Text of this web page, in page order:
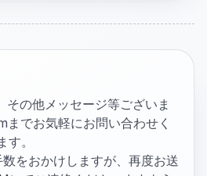
の他メッセージ等ございま
までお気軽にお問い合わせく
。
をおかけしますが、再度お送